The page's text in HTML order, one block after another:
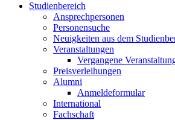
Studienbereich
Ansprechpersonen
Personensuche
Neuigkeiten aus dem
Veranstaltungen
Vergangene
Preisverleihungen
Alumni
Anmeldeformular
International
Fachschaft